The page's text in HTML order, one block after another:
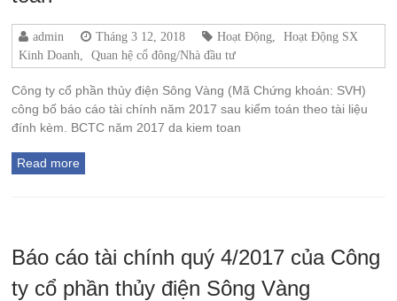
admin Tháng 3 12, 2018 Hoạt Động
Hoạt Động SX
Kinh Doanh
Quan hệ cổ đông/Nhà đầu tư
Công ty cổ phần thủy điện Sông Vàng (Mã Chứng khoán: SVH)
công bố báo cáo tài chính năm 2017 sau kiểm toán theo tài liệu
đính kèm. BCTC năm 2017 da kiem toan
Read more
Báo cáo tài chính quý 4/2017 của Công
ty cổ phần thủy điện Sông Vàng